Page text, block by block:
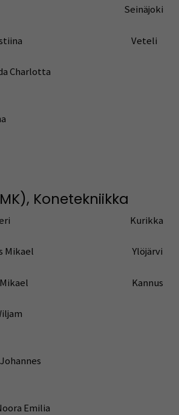
Sofia Seinäjoki
Kristiina Veteli
Aada Charlotta
Kristiina
Konetekniikka
Petteri Kurikka
Mikael Ylöjärvi
Pekka Mikael Kannus
Leevi Wiljam
Aleksi Johannes
Nea Noora Emilia